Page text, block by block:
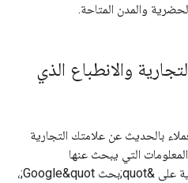
والمدن المتاحة.
والانطباع الذي
بالحديث عن علامتك التجارية
التي يبحث عنها
المستخدمون بشأن علامتك التجارية على &quot;بحث Google&quot;،